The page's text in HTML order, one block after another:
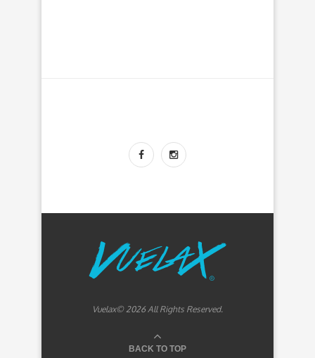
Vuelax© 2026 All Rights Reserved.
BACK TO TOP